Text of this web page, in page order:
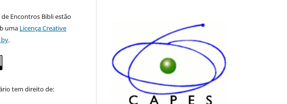
Encontros Bibli estão
uma Licença Creative
by.
tem direito de: